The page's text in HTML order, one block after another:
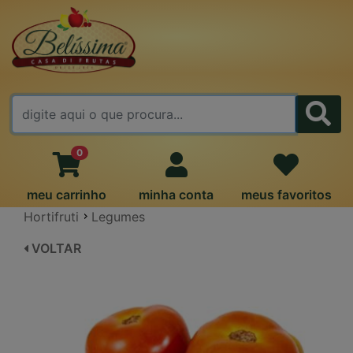
FALE CONOSCO
0
meu carrinho minha conta
meus favoritos
Hortifruti
Legumes
VOLTAR